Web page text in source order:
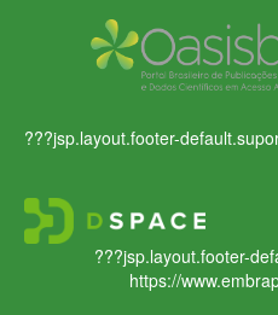
???jsp.layout.footer-
???jsp.layout.footer-
https://